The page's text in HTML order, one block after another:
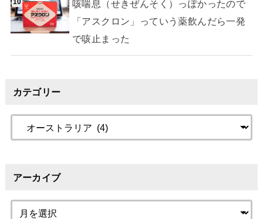
咳喘息（せきぜんそく）っぽかったので
「アスクロン」っていう薬飲んだら一発
で咳止まった
カテゴリー
アーカイブ